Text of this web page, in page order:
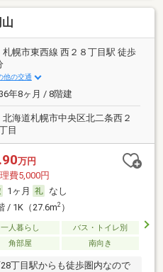
札幌市東西線 西２８丁目駅 徒歩
他の交通
年8ヶ月 / 8階建
北海道札幌市中央区北二条西２
目
万円
費5,000円
1ヶ月
なし
/ 1K（27.6m2）
一人暮らし
バス・トイレ別
角部屋 南向き
丁目駅からも徒歩圏内なので